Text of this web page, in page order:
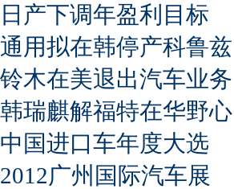
日产下调年盈利目标
通用拟在韩停产科鲁兹
铃木在美退出汽车业务
韩瑞麒解福特在华野心
中国进口车年度大选
2012广州国际汽车展